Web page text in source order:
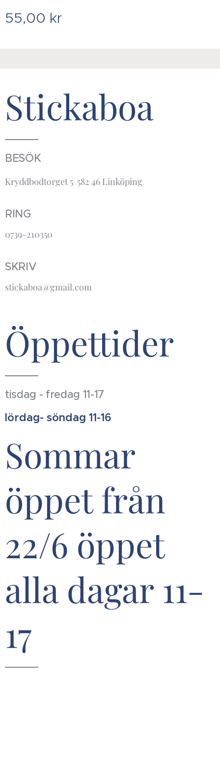
55,00 kr
Stickaboa
BESÖK
Kryddbodtorget 5 582 46 Linköping
RING
0739-210350
SKRIV
stickaboa@gmail.com
Öppettider
tisdag - fredag 11-17
lördag- söndag 11-16
Sommar
öppet från
22/6 öppet
alla dagar 11-
17